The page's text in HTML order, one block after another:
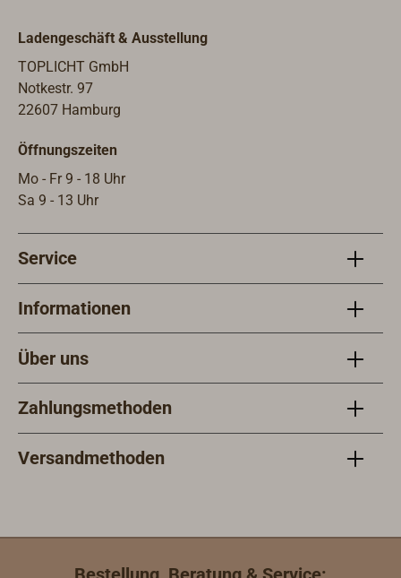
Ladengeschäft & Ausstellung
TOPLICHT GmbH
Notkestr. 97
22607 Hamburg
Öffnungszeiten
Mo - Fr 9 - 18 Uhr
Sa 9 - 13 Uhr
Service
Informationen
Über uns
Zahlungsmethoden
Versandmethoden